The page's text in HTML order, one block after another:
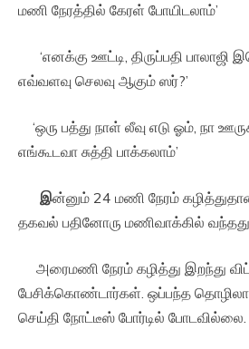
மணி நேரத்தில் கேரள் போயிடலாம்’
‘எனக்கு ஊட்டி, திருப்பதி பாலாஜி
எவ்வளவு செலவு ஆகும் ஸர்?’
‘ஒரு பத்து நாள் லீவு எடு ஓம், நா
எங்கூடவா சுத்தி பாக்கலாம்’
இன்னும் 24 மணி நேரம்
தகவல் பதினோரு மணிவாக்கில்
அரைமணி நேரம் கழித்து இறந்து
பேசிக்கொண்டார்கள். ஒப்பந்த
செய்தி நோட்டீஸ் போர்டில் போடவில்லை.